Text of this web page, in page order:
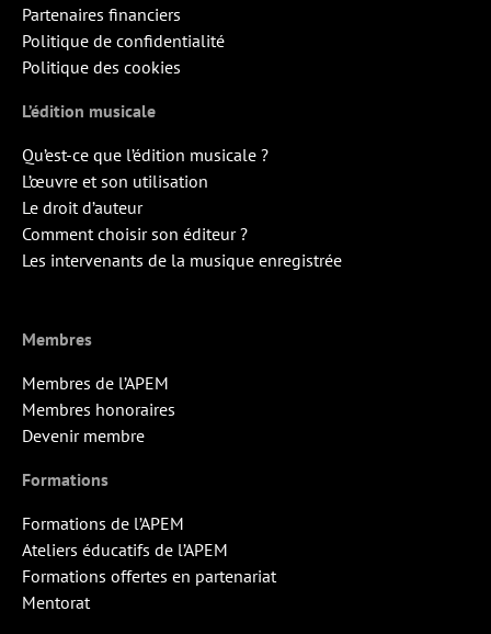
Partenaires financiers
Politique de confidentialité
Politique des cookies
L’édition musicale
Qu’est-ce que l’édition musicale ?
L’œuvre et son utilisation
Le droit d’auteur
Comment choisir son éditeur ?
Les intervenants de la musique enregistrée
Membres
Membres de l’APEM
Membres honoraires
Devenir membre
Formations
Formations de l’APEM
Ateliers éducatifs de l’APEM
Formations offertes en partenariat
Mentorat